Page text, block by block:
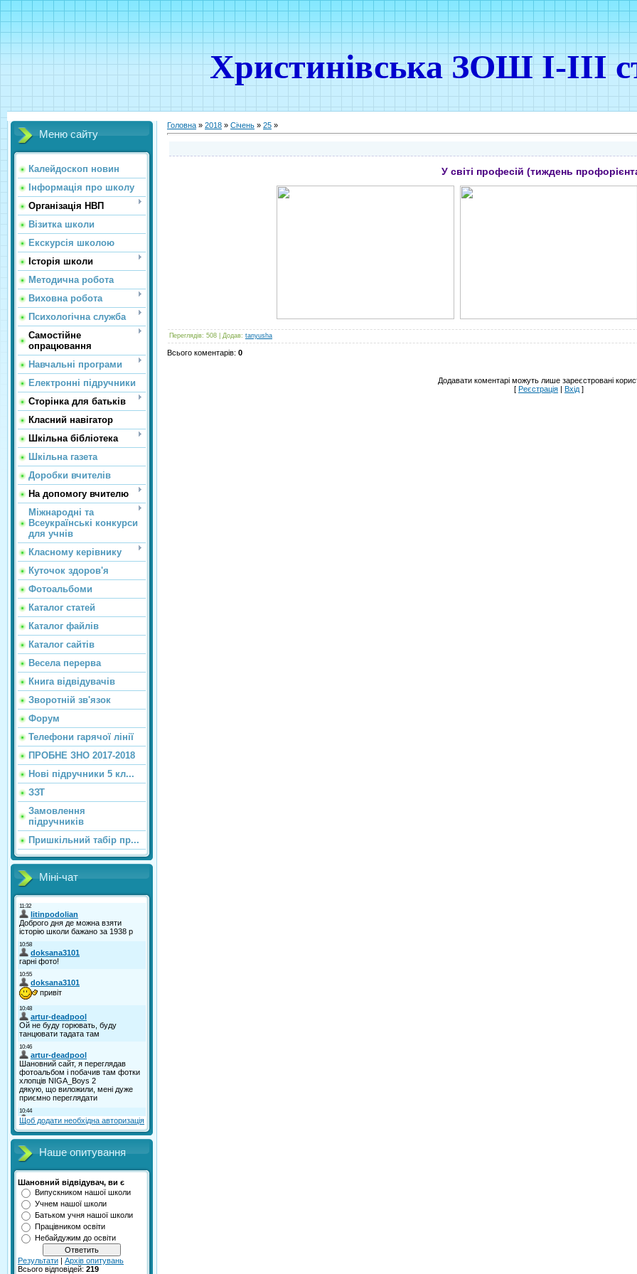
Христинівська ЗОШ І-ІІІ
Меню сайту
Калейдоскоп новин
Інформація про школу
Організація НВП
Візитка школи
Екскурсія школою
Історія школи
Методична робота
Виховна робота
Психологічна служба
Самостійне
опрацювання
Навчальні програми
Електронні підручники
Сторінка для батьків
Класний навігатор
Шкільна бібліотека
Шкільна газета
Доробки вчителів
На допомогу вчителю
Міжнародні та
Всеукраїнські конкурси
для учнів
Класному керівнику
Куточок здоров'я
Фотоальбоми
Каталог статей
Каталог файлів
Каталог сайтiв
Весела перерва
Книга відвідувачів
Зворотній зв'язок
Форум
Телефони гарячої лінії
ПРОБНЕ ЗНО 2017-2018
Нові підручники 5 кл...
ЗЗТ
Замовлення
підручників
Пришкільний табір пр...
Міні-чат
Щоб додати необхідна авторизація
Наше опитування
Шановний відвідувач, ви є
Випускником нашої школи
Учнем нашої школи
Батьком учня нашої школи
Працівником освіти
Небайдужим до освіти
Результати | Архів опитувань
Всього відповідей: 219
Головна » 2018 » Січень » 25 »
У світі професій (тиждень
Переглядів: 508 | Додав: tanyusha
Всього коментарів: 0
Додавати коментарі можуть лише зареєстровані
[ Реєстрація | Вхід ]